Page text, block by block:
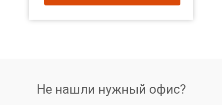
Не нашли нужный офис?